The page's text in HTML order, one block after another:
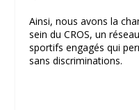
Ainsi, nous avons la
sein du CROS, un
sportifs engagés qui
sans discriminations.